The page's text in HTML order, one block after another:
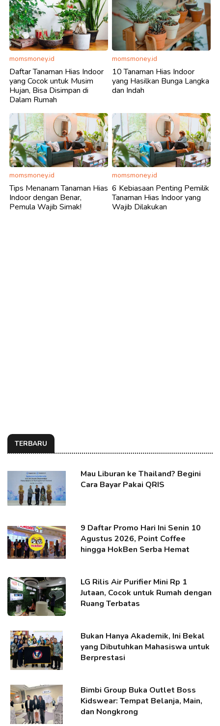
momsmoney.id
Daftar Tanaman Hias Indoor
yang Cocok untuk Musim
Hujan, Bisa Disimpan di
Dalam Rumah
momsmoney.id
10 Tanaman Hias Indoor
yang Hasilkan Bunga Langka
dan Indah
momsmoney.id
Tips Menanam Tanaman Hias
Indoor dengan Benar,
Pemula Wajib Simak!
momsmoney.id
6 Kebiasaan Penting Pemilik
Tanaman Hias Indoor yang
Wajib Dilakukan
TERBARU
Mau Liburan ke Thailand? Begini
Cara Bayar Pakai QRIS
9 Daftar Promo Hari Ini Senin 10
Agustus 2026, Point Coffee
hingga HokBen Serba Hemat
LG Rilis Air Purifier Mini Rp 1
Jutaan, Cocok untuk Rumah dengan
Ruang Terbatas
Bukan Hanya Akademik, Ini Bekal
yang Dibutuhkan Mahasiswa untuk
Berprestasi
Bimbi Group Buka Outlet Boss
Kidswear: Tempat Belanja, Main,
dan Nongkrong